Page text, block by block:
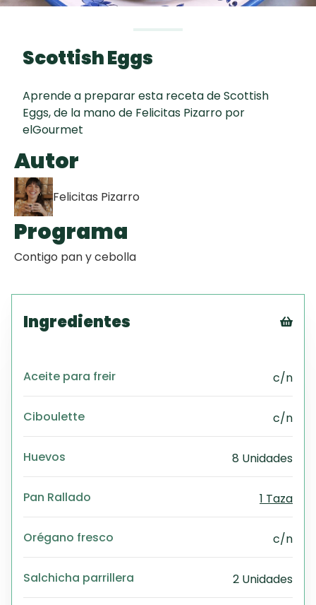
Galletas con
Chispas de
Scottish Eggs
Aprende a preparar esta receta de Scottish
Eggs, de la mano de Felicitas Pizarro por
elGourmet
Autor
Felicitas Pizarro
Programa
Contigo pan y cebolla
Ingredientes
Aceite para freir c/n
Ciboulette c/n
Huevos 8 Unidades
Pan Rallado 1 Taza
Orégano fresco c/n
Salchicha parrillera 2 Unidades